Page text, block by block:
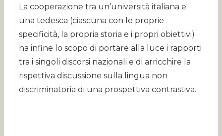
La cooperazione tra un’università italiana e
una tedesca (ciascuna con le proprie
specificità, la propria storia e i propri obiettivi)
ha infine lo scopo di portare alla luce i rapporti
tra i singoli discorsi nazionali e di arricchire la
rispettiva discussione sulla lingua non
discriminatoria di una prospettiva contrastiva.